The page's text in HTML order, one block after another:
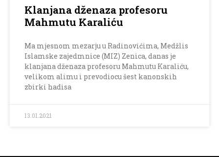
Klanjana dženaza profesoru
Mahmutu Karaliću
Ma mjesnom mezarju u Radinovićima, Medžlis
Islamske zajedmnice (MIZ) Zenica, danas je
klanjana dženaza profesoru Mahmutu Karaliću,
velikom alimu i prevodiocu šest kanonskih
zbirki hadisa
13.01.2021